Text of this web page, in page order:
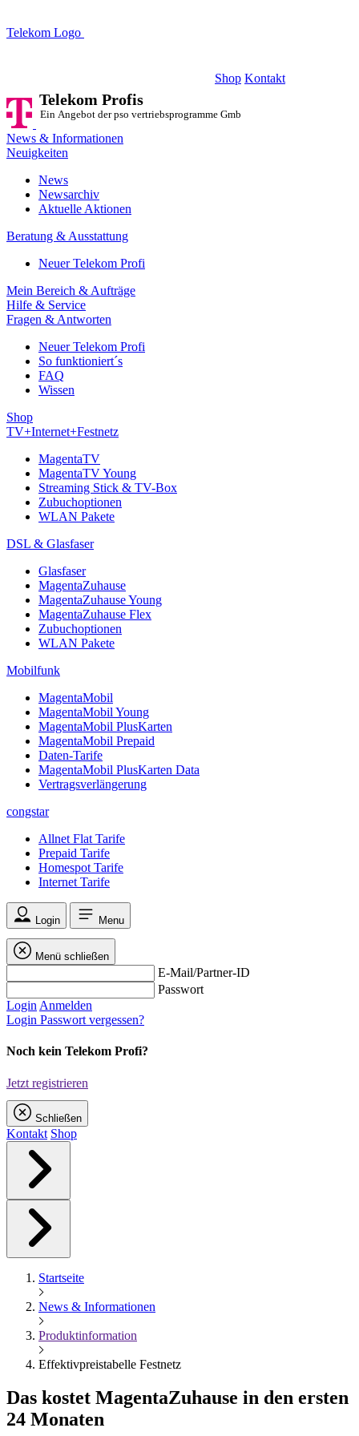
Telekom Logo
Shop Kontakt
Telekom Profis
Ein Angebot der pso vertriebsprogramme GmbH
News & Informationen
Neuigkeiten
News
Newsarchiv
Aktuelle Aktionen
Beratung & Ausstattung
Neuer Telekom Profi
Mein Bereich & Aufträge
Hilfe & Service
Fragen & Antworten
Neuer Telekom Profi
So funktioniert´s
FAQ
Wissen
Shop
TV+Internet+Festnetz
MagentaTV
MagentaTV Young
Streaming Stick & TV-Box
Zubuchoptionen
WLAN Pakete
DSL & Glasfaser
Glasfaser
MagentaZuhause
MagentaZuhause Young
MagentaZuhause Flex
Zubuchoptionen
WLAN Pakete
Mobilfunk
MagentaMobil
MagentaMobil Young
MagentaMobil PlusKarten
MagentaMobil Prepaid
Daten-Tarife
MagentaMobil PlusKarten Data
Vertragsverlängerung
congstar
Allnet Flat Tarife
Prepaid Tarife
Homespot Tarife
Internet Tarife
Login Menu
Menü schließen
E-Mail/Partner-ID
Passwort
Login Anmelden
Login Passwort vergessen?
Noch kein Telekom Profi?
Jetzt registrieren
Schließen
Kontakt Shop
Startseite
News & Informationen
Produktinformation
Effektivpreistabelle Festnetz
Das kostet MagentaZuhause in den ersten
24 Monaten